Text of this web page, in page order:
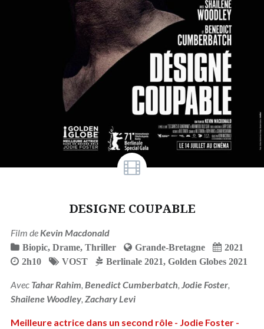
DESIGNE COUPABLE
Film deKevin Macdonald
Biopic, Drame, Thriller Grande-Bretagne
2021
2h10
VOST Berlinale 2021, Golden Globes 2021
Avec Tahar Rahim, Benedict Cumberbatch, Jodie Foster,
Shailene Woodley, Zachary Levi
Meilleure actrice dans un second rôle - Jodie Foster -